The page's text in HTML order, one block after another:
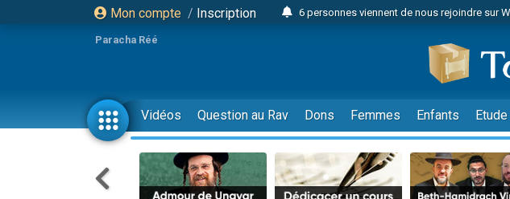
Mon compte / Inscription
6 personnes viennent de nous rejoindre sur
2 personnes viennent de faire un don
17 personnes viennent de demander une
4 personnes viennent de nous rejoindre sur
Il reste 49 places pour étudier en groupe
23 personnes viennent de faire un don
Eva vient de donner son Maasser
Paracha Réé
Vidéos Question au Rav Dons Femmes Enfants